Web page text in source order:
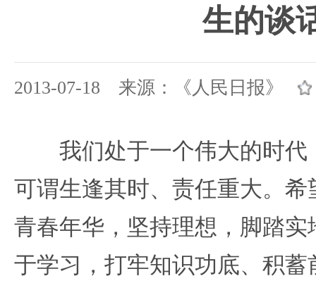
生的谈
2013-07-18 来源：《人民日报》
我们处于一个伟大的时代
可谓生逢其时、责任重大。
青春年华，坚持理想，脚踏
于学习，打牢知识功底、积